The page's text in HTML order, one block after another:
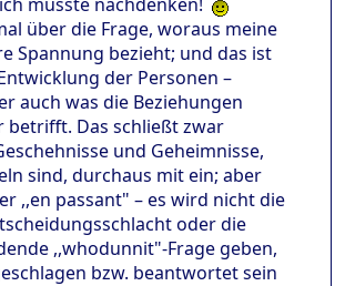
über die Frage, woraus meine
Spannung bezieht; und das ist
der Personen –
auch was die Beziehungen
betrifft. Das schließt zwar
und Geheimnisse,
sind, durchaus mit ein; aber
,,en passant" – es wird nicht die
oder die
,,whodunnit"-Frage geben,
bzw. beantwortet sein